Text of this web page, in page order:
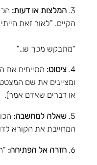
3. המלצות או דעות:
הקיים. "לאור זאת
"מתבקש מכך ש…"
4. ציטוט: מסיימים את
ומציינים את שם
או דברים שאדם אמר).
5. שאלה למחשבה:
המחייבת את הקורא
6. חזרה אל הפתיחה: